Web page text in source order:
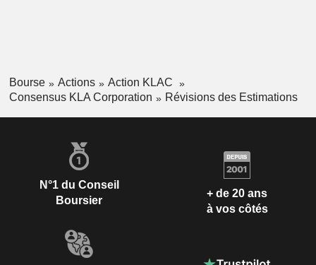
Bourse Actions
Action KLAC
Consensus KLA Corporation
Révisions des Estimations
N°1 du Conseil
Boursier
+ de 20 ans
à vos côtés